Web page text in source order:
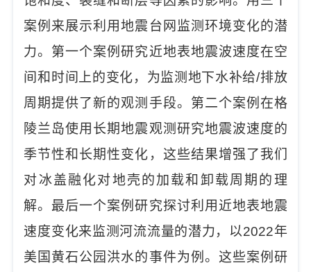
案例来展示利用地震台网监测环境变化的潜
力。第一个案例研究近地表地震波速度在空
间和时间上的变化，为监测地下水补给/排放
周期提供了新的观测手段。第二个案例在格
陵兰岛使用长期地震观测研究地震波速度的
季节性和长期性变化，这些结果增强了我们
对冰盖融化对地壳的加载和卸载周期的理
解。最后一个案例研究探讨利用近地表地震
速度变化来监测河流流量的潜力，以2022年
美国黄石公园洪水的事件为例。这些案例研